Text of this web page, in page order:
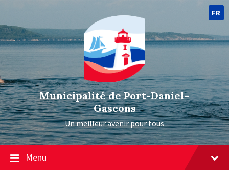
FR
Municipalité de Port-Daniel–
Gascons
Un meilleur avenir pour tous
Menu